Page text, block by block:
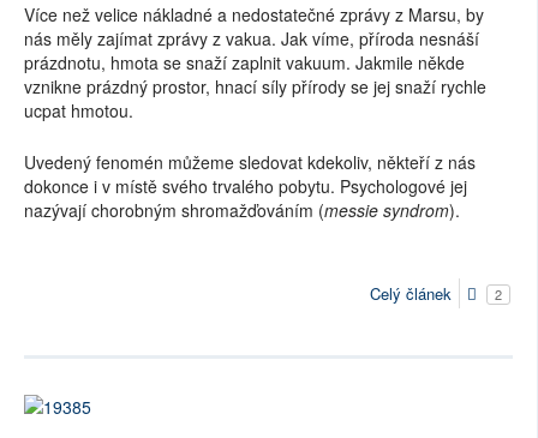
Více než velice nákladné a nedostatečné zprávy z Marsu, by
nás měly zajímat zprávy z vakua. Jak víme, příroda nesnáší
prázdnotu, hmota se snaží zaplnit vakuum. Jakmile někde
vznikne prázdný prostor, hnací síly přírody se jej snaží rychle
ucpat hmotou.
Uvedený fenomén můžeme sledovat kdekoliv, někteří z nás
dokonce i v místě svého trvalého pobytu. Psychologové jej
nazývají chorobným shromažďováním (messie syndrom).
Celý článek 2